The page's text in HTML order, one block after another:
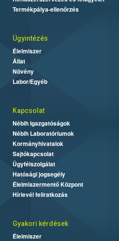
Termékpálya-ellenőrzés
Ügyintézés
Élelmiszer
Állat
Növény
Labor/Egyéb
Kapcsolat
Nébih Igazgatóságok
Nébih Laboratóriumok
Kormányhivatalok
Sajtókapcsolat
Ügyfélszolgálat
Hatósági jogsegély
Élelmiszermentő Központ
Hírlevél feliratkozás
Gyakori kérdések
Élelmiszer